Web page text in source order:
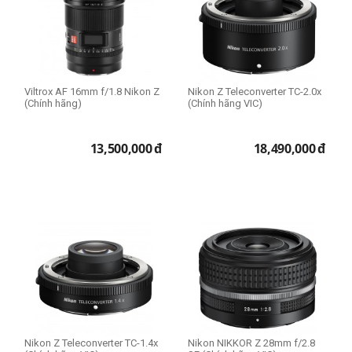
Size 105mm
Size 112mm
Canon
Fujifilm
Leica
Micro Four Thirds
Nikon
Sony
Lens Fullframe - Crop
Micro Four Thirds
Viltrox AF 16mm f/1.8 Nikon Z
(Chính hãng)
13,500,000đ
Nikon Z Teleconverter TC-2.0x
(Chính hãng VIC)
18,490,000đ
Nikon Z Teleconverter TC-1.4x
Nikon NIKKOR Z 28mm f/2.8